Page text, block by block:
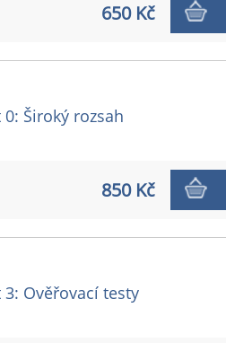
650 Kč
Široký rozsah
850 Kč
Ověřovací testy